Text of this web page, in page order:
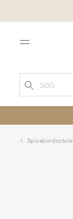
Menu
SØG
Spisebordsstole